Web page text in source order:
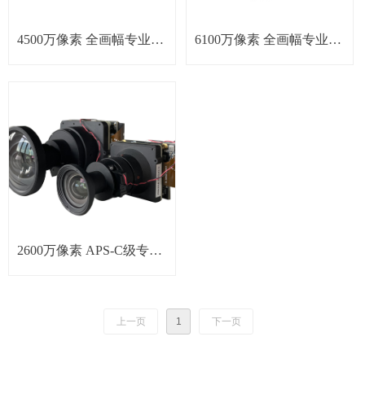
4500万像素 全画幅专业相 6100万像素 全画幅专业相
2600万像素 APS-C级专业
上一页 1 下一页